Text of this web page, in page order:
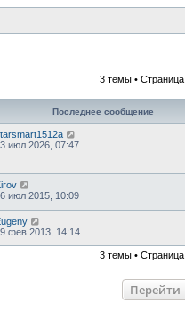
3 темы • Страница
Последнее сообщение
июл 2026, 07:47
июл 2015, 10:09
фев 2013, 14:14
3 темы • Страница
Перейти